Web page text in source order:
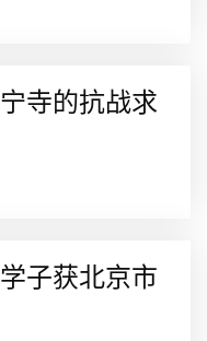
寺的抗战求
子获北京市